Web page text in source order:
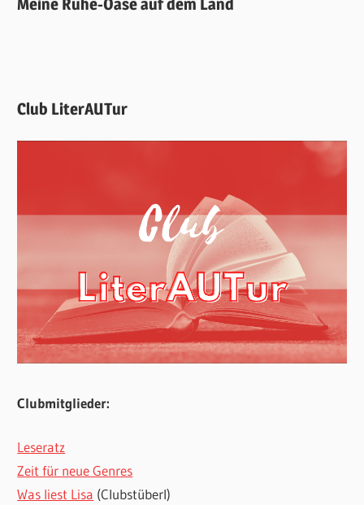
Club LiterAUTur
Clubmitglieder:
Leseratz
Zeit für neue Genres
Was liest Lisa (Clubstüberl)